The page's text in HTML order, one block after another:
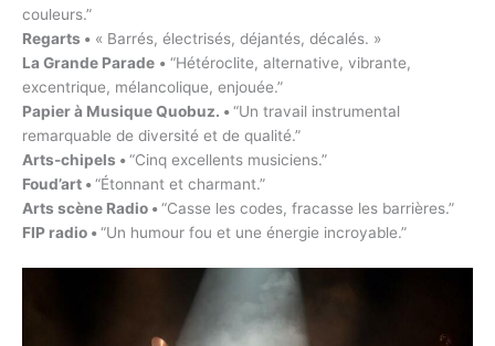
couleurs.”
Regarts • « Barrés, électrisés, déjantés, décalés. »
La Grande Parade • “Hétéroclite, alternative, vibrante,
excentrique, mélancolique, enjouée.”
Papier à Musique Quobuz. •“Un travail instrumental
remarquable de diversité et de qualité.”
Arts-chipels •“Cinq excellents musiciens.”
Foud’art •“Étonnant et charmant.”
Arts scène Radio •“Casse les codes, fracasse les barrières.”
FIP radio •“Un humour fou et une énergie incroyable.”